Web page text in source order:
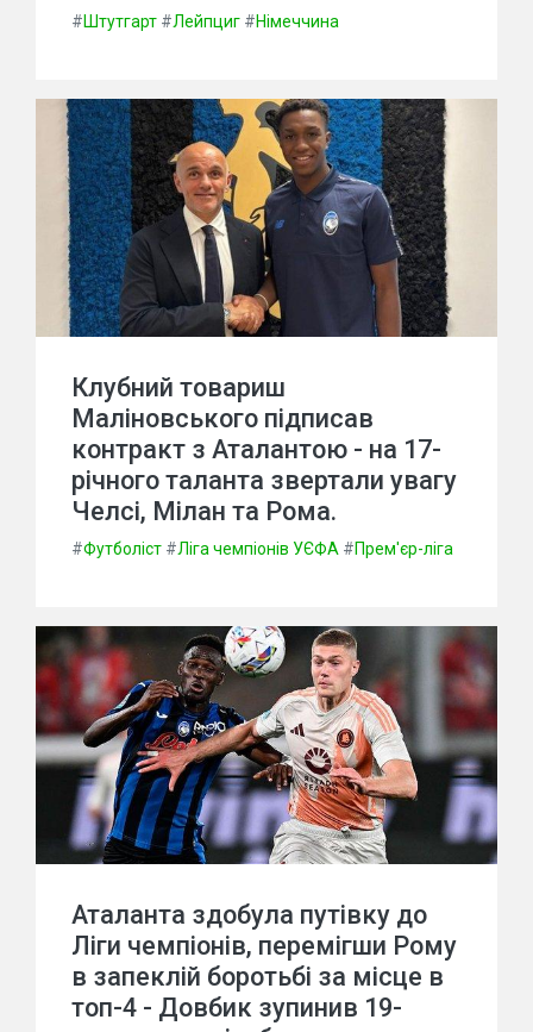
#Штутгарт #Лейпциг #Німеччина
Клубний товариш
Маліновського підписав
контракт з Аталантою - на 17-
річного таланта звертали увагу
Челсі, Мілан та Рома.
#Футболіст #Ліга чемпіонів УЄФА #Прем'єр-ліга
Аталанта здобула путівку до
Ліги чемпіонів, перемігши Рому
в запеклій боротьбі за місце в
топ-4 - Довбик зупинив 19-